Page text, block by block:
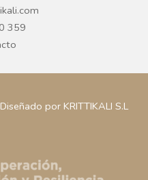
359
por KRITTIKALI S.L